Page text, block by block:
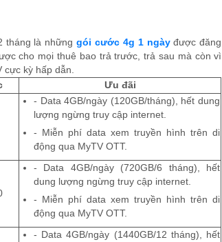
tháng là nhữnggói cước 4g 1 ngàyđược đăng
cho mọi thuê bao trả trước, trả sau mà còn vì
kỳ hấp dẫn.
Ưu đãi
- Data 4GB/ngày (120GB/tháng), hết dung
lượng ngừng truy cập internet.
-
Miễn phí data xem truyền hình trên di
động qua MyTV OTT.
- Data 4GB/ngày (720GB/6 tháng), hết
dung lượng ngừng truy cập internet.
-
Miễn phí data xem truyền hình trên di
động qua MyTV OTT.
- Data 4GB/ngày (1440GB/12 tháng), hết